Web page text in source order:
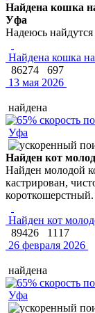
Найдена кошка
Уфа
Надеюсь
Найдена кошка
86274
697
13 мая 2026
найдена
Уфа
Найден кот
Найден молодой
кастрирован,
Найден кот
89426
1117
26 февраля 2026
найдена
Уфа